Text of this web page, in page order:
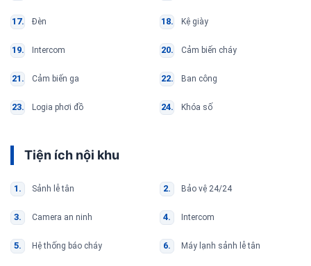
Đèn Kệ giày
Intercom Cảm biến cháy
Cảm biến ga Ban công
Logia phơi đồ Khóa số
Tiện ích nội khu
Sảnh lễ tân Bảo vệ 24/24
Camera an ninh Intercom
Hệ thống báo cháy Máy lạnh sảnh lễ tân